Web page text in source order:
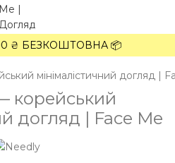
₴ БЕЗКОШТОВНА 📦
мінімалістичний догляд |
корейський
догляд | Face Me